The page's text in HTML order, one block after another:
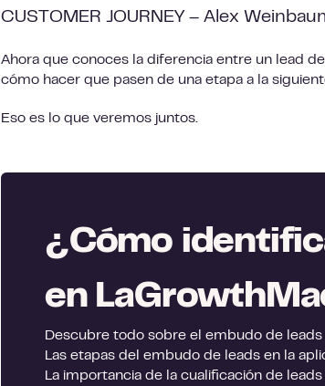
CUSTOMER JOURNEY – Alex
Ahora que conoces la diferencia entre un lead
cómo hacer que pasen de una etapa a la
Eso es lo que veremos juntos.
¿Cómo
en
Descubre todo sobre el embudo de
Las etapas del embudo de leads en la
La importancia de la cualificación de